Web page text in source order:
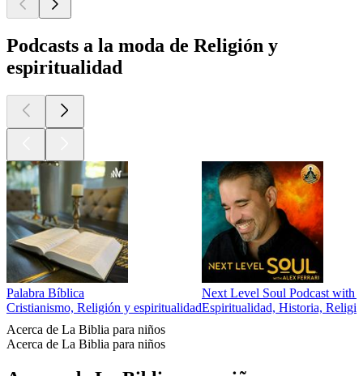
Podcasts a la moda de Religión y
espiritualidad
Palabra Bíblica
Cristianismo, Religión y espiritualidad
Next Level Soul Podcast with
Espiritualidad, Historia,
Acerca de La Biblia para niños
Acerca de La Biblia para niños